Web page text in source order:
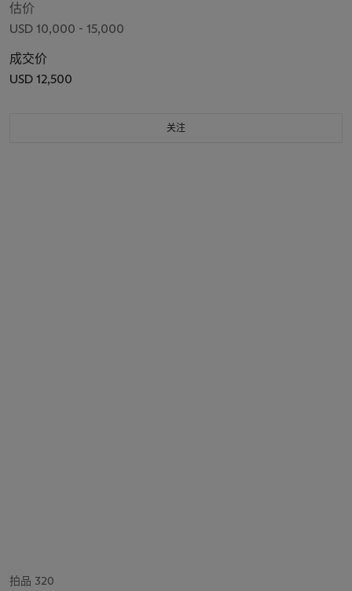
估价
USD 10,000 - 15,000
成交价
USD 12,500
关注
拍品 320